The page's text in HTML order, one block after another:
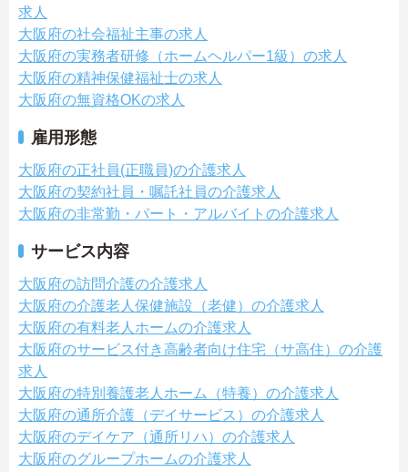
求人
大阪府の社会福祉主事の求人
大阪府の実務者研修（ホームヘルパー1級）の求人
大阪府の精神保健福祉士の求人
大阪府の無資格OKの求人
雇用形態
大阪府の正社員(正職員)の介護求人
大阪府の契約社員・嘱託社員の介護求人
大阪府の非常勤・パート・アルバイトの介護求人
サービス内容
大阪府の訪問介護の介護求人
大阪府の介護老人保健施設（老健）の介護求人
大阪府の有料老人ホームの介護求人
大阪府のサービス付き高齢者向け住宅（サ高住）の介護
求人
大阪府の特別養護老人ホーム（特養）の介護求人
大阪府の通所介護（デイサービス）の介護求人
大阪府のデイケア（通所リハ）の介護求人
大阪府のグループホームの介護求人